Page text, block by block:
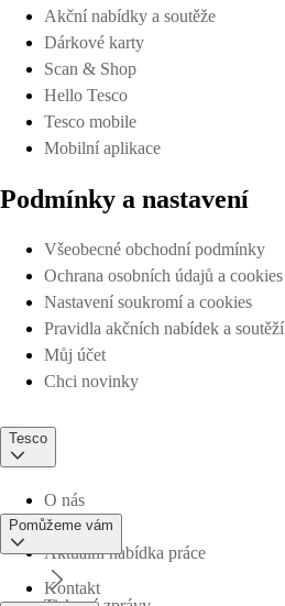
Akční nabídky a soutěže
Dárkové karty
Scan & Shop
Hello Tesco
Tesco mobile
Mobilní aplikace
Podmínky a nastavení
Všeobecné obchodní podmínky
Ochrana osobních údajů a cookies
Nastavení soukromí a cookies
Pravidla akčních nabídek a soutěží
Můj účet
Chci novinky
Tesco
O nás
Aktuální nabídka práce
Pomůžeme vám
Kontakt